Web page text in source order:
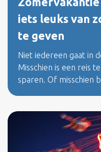
iets leuks van
te geven
Niet iedereen gaat in
Misschien is een reis
sparen. Of misschien